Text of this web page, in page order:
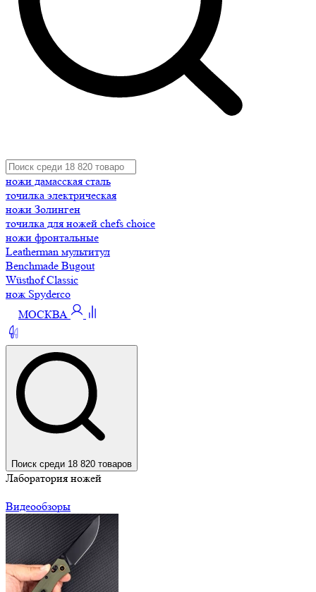
ножи дамасская сталь
точилка электрическая
ножи Золинген
точилка для ножей chefs choice
ножи фронтальные
Leatherman мультитул
Benchmade Bugout
Wüsthof Classic
нож Spyderco
МОСКВА
Поиск среди 18 820 товаров
Лаборатория ножей
Видеообзоры